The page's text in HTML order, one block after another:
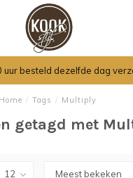
uur besteld dezelfde dag
Home / Tags / Multiply
getagd met